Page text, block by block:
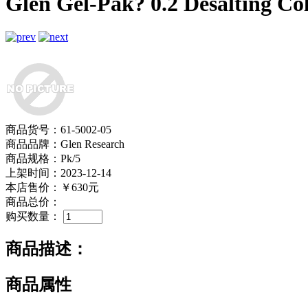
商品货号：61-5002-05
商品品牌：Glen Research
商品规格：Pk/5
上架时间：2023-12-14
本店售价：
￥630元
商品总价：
购买数量：
商品描述：
商品属性